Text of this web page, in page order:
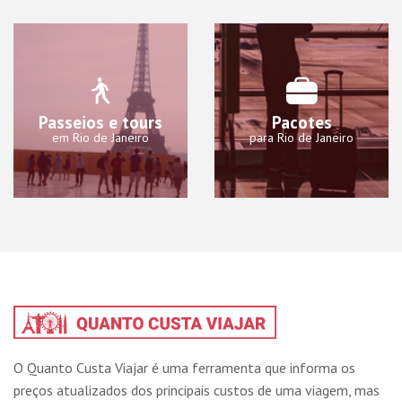
Passeios e tours
em Rio de Janeiro
Pacotes
para Rio de Janeiro
O Quanto Custa Viajar é uma ferramenta que informa os
preços atualizados dos principais custos de uma viagem, mas